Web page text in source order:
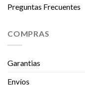
Preguntas Frecuentes
COMPRAS
Garantias
Envíos